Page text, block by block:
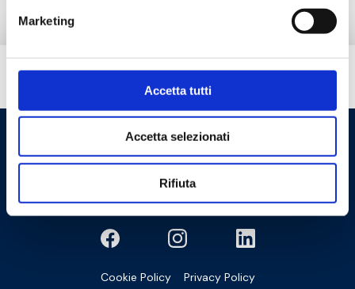
Marketing
Accetta tutti
Accetta selezionati
Rifiuta
Cookie Policy Privacy Policy